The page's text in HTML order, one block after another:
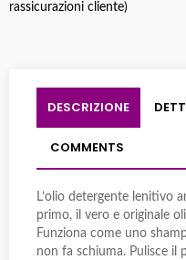
rassicurazioni cliente)
DESCRIZIONE
COMMENTS
L’olio detergente lenitivo
primo, il vero e originale
Funziona come uno
non fa schiuma. Pulisce il